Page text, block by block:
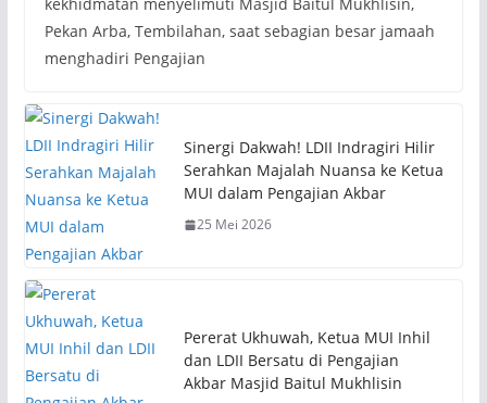
Pekan Arba, Tembilahan, saat sebagian besar jamaah
menghadiri Pengajian
Sinergi Dakwah! LDII Indragiri Hilir
Serahkan Majalah Nuansa ke Ketua
MUI dalam Pengajian Akbar
25 Mei 2026
Pererat Ukhuwah, Ketua MUI Inhil
dan LDII Bersatu di Pengajian
Akbar Masjid Baitul Mukhlisin